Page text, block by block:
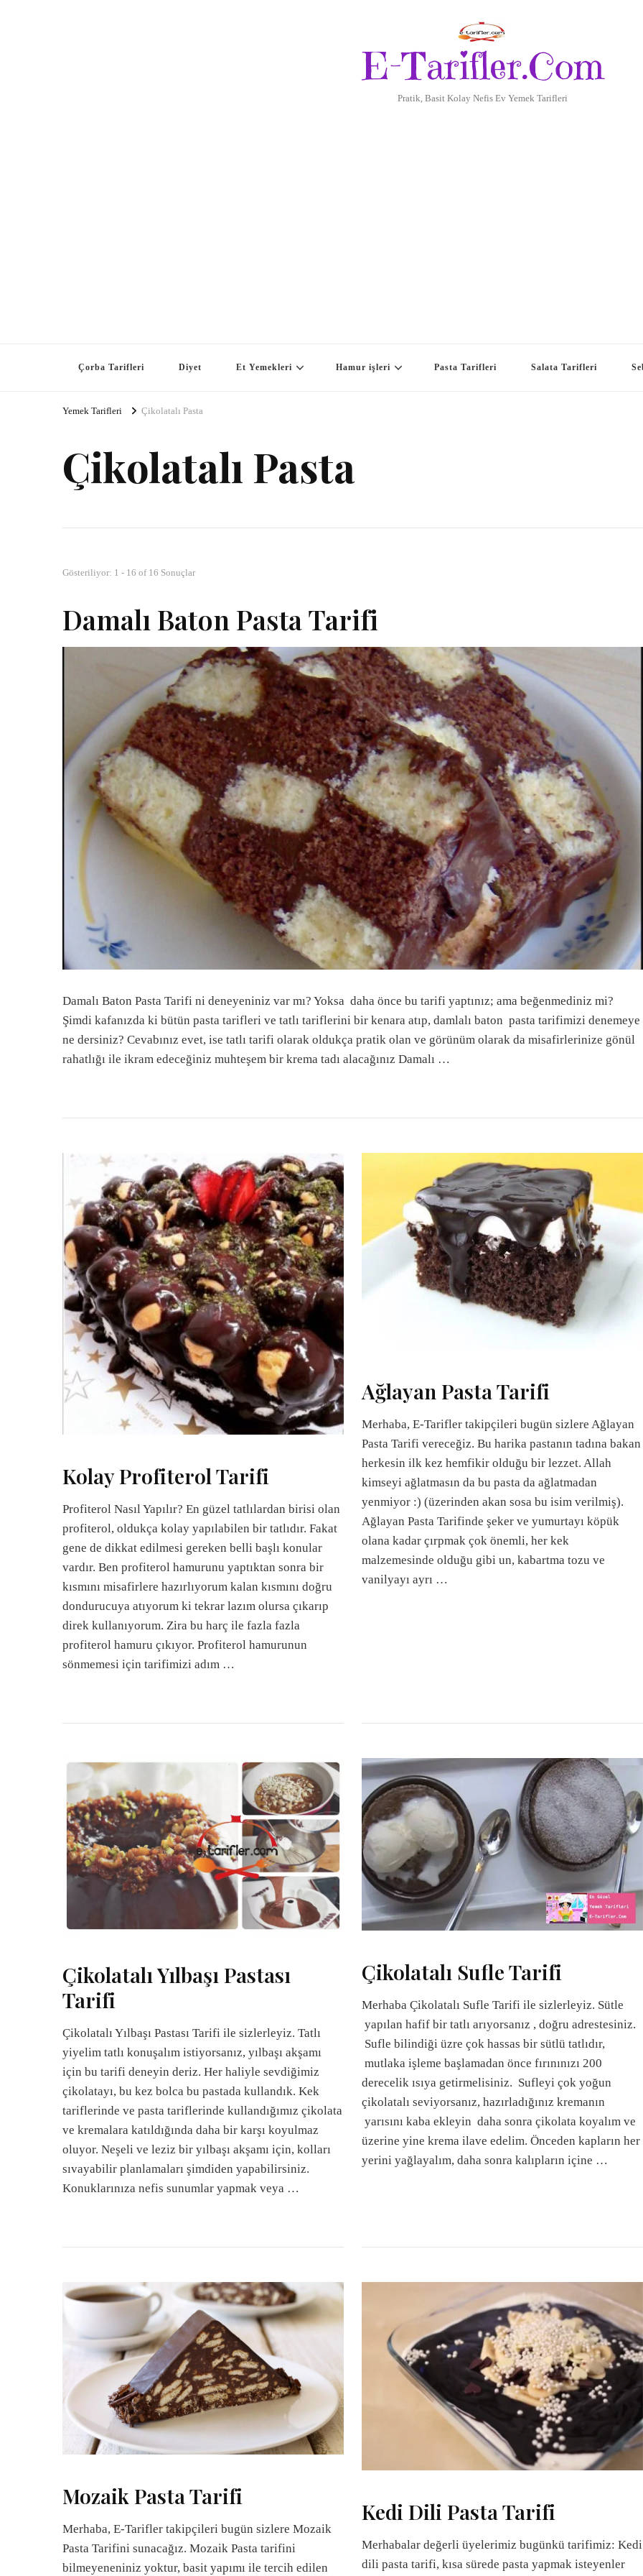
E-Tarifler.Com
Pratik, Basit Kolay Nefis Ev Yemek Tarifleri
Çorba Tarifleri Diyet Et Yemekleri Hamur işleri Pasta Tarifleri Salata Tarifleri
Yemek Tarifleri Çikolatalı Pasta
Çikolatalı Pasta
Gösteriliyor: 1 - 16 of 16 Sonuçlar
Damalı Baton Pasta Tarifi
Damalı Baton Pasta Tarifi ni deneyeniniz var mı? Yoksa daha önce bu tarifi yaptınız; ama beğenmediniz mi?
Şimdi kafanızda ki bütün pasta tarifleri ve tatlı tariflerini bir kenara atıp, damlalı baton pasta tarifimizi denemeye
ne dersiniz? Cevabınız evet, ise tatlı tarifi olarak oldukça pratik olan ve görünüm olarak da misafirlerinize gönül
rahatlığı ile ikram edeceğiniz muhteşem bir krema tadı alacağınız Damalı …
Kolay Profiterol Tarifi
Profiterol Nasıl Yapılır? En güzel tatlılardan birisi olan
profiterol, oldukça kolay yapılabilen bir tatlıdır. Fakat
gene de dikkat edilmesi gereken belli başlı konular
vardır. Ben profiterol hamurunu yaptıktan sonra bir
kısmını misafirlere hazırlıyorum kalan kısmını doğru
dondurucuya atıyorum ki tekrar lazım olursa çıkarıp
direk kullanıyorum. Zira bu harç ile fazla fazla
profiterol hamuru çıkıyor. Profiterol hamurunun
sönmemesi için tarifimizi adım …
Ağlayan Pasta Tarifi
Merhaba, E-Tarifler takipçileri bugün sizlere Ağlayan
Pasta Tarifi vereceğiz. Bu harika pastanın tadına bakan
herkesin ilk kez hemfikir olduğu bir lezzet. Allah
kimseyi ağlatmasın da bu pasta da ağlatmadan
yenmiyor :) (üzerinden akan sosa bu isim verilmiş).
Ağlayan Pasta Tarifinde şeker ve yumurtayı köpük
olana kadar çırpmak çok önemli, her kek
malzemesinde olduğu gibi un, kabartma tozu ve
vanilyayı ayrı …
Çikolatalı Yılbaşı Pastası
Tarifi
Çikolatalı Yılbaşı Pastası Tarifi ile sizlerleyiz. Tatlı
yiyelim tatlı konuşalım istiyorsanız, yılbaşı akşamı
için bu tarifi deneyin deriz. Her haliyle sevdiğimiz
çikolatayı, bu kez bolca bu pastada kullandık. Kek
tariflerinde ve pasta tariflerinde kullandığımız çikolata
ve kremalara katıldığında daha bir karşı koyulmaz
oluyor. Neşeli ve leziz bir yılbaşı akşamı için, kolları
sıvayabilir planlamaları şimdiden yapabilirsiniz.
Konuklarınıza nefis sunumlar yapmak veya …
Çikolatalı Sufle Tarifi
Merhaba Çikolatalı Sufle Tarifi ile sizlerleyiz. Sütle
yapılan hafif bir tatlı arıyorsanız , doğru adrestesiniz.
Sufle bilindiği üzre çok hassas bir sütlü tatlıdır,
mutlaka işleme başlamadan önce fırınınızı 200
derecelik ısıya getirmelisiniz. Sufleyi çok yoğun
çikolatalı seviyorsanız, hazırladığınız kremanın
yarısını kaba ekleyin daha sonra çikolata koyalım ve
üzerine yine krema ilave edelim. Önceden kapların her
yerini yağlayalım, daha sonra kalıpların içine …
Mozaik Pasta Tarifi
Merhaba, E-Tarifler takipçileri bugün sizlere Mozaik
Pasta Tarifini sunacağız. Mozaik Pasta tarifini
bilmeyeneniniz yoktur, basit yapımı ile tercih edilen
Kedi Dili Pasta Tarifi
Merhabalar değerli üyelerimiz bugünkü tarifimiz: Kedi
dili pasta tarifi, kısa sürede pasta yapmak isteyenler